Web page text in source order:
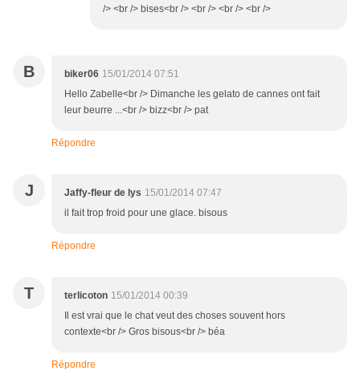
/> <br /> bises<br /> <br /> <br /> <br />
B biker06 15/01/2014 07:51
Hello Zabelle<br /> Dimanche les gelato de cannes ont fait
leur beurre ...<br /> bizz<br /> pat
Répondre
J Jaffy-fleur de lys 15/01/2014 07:47
il fait trop froid pour une glace. bisous
Répondre
T terlicoton 15/01/2014 00:39
Il est vrai que le chat veut des choses souvent hors
contexte<br /> Gros bisous<br /> béa
Répondre